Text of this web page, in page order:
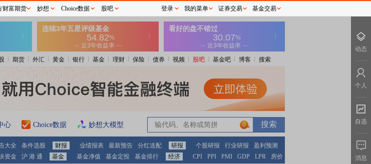
期货 外汇 黄金 银行 基金 理财 保险 债券 视频 股吧 基金吧 博客 搜索
心 Choice数据 妙想大模型 0
大全 条件选股 财报 业绩报表 最新预告 分红送配 研报 个股研报 行业研报
盈利预测
资金 沪 港 通 基金 基金净值 基金定投 基金排行 经济 CPI PPI PMI GDP LPR 房价
财富期货 妙想 Choice数据 股吧 登录 我的菜单 证券交易 基金交易
动态
个人
自选
消息